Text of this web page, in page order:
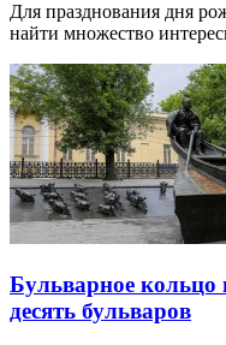
Для празднования дня
найти множество
Бульварное
десять бульваров